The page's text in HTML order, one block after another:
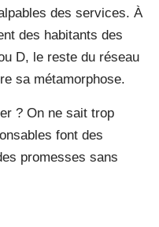
des services. À
des habitants des
D, le reste du réseau
sa métamorphose.
? On ne sait trop
font des
promesses sans